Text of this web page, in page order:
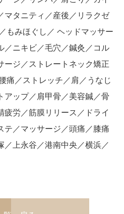
マタニティ／産後／リラクゼ
もみほぐし／ ヘッドマッサー
／ニキビ／毛穴／鍼灸／コル
ージ／ストレートネック矯正
痛／ストレッチ／肩／うなじ
アップ／肩甲骨／美容鍼／骨
疲労／筋膜リリース／ドライ
テ／マッサージ／頭痛／膝痛
／上永谷／港南中央／横浜／